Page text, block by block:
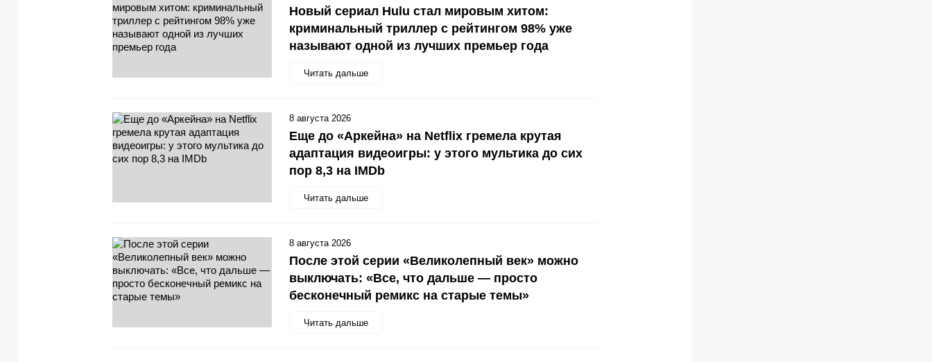
Новый сериал Hulu стал мировым хитом:
криминальный триллер с рейтингом 98% уже
называют одной из лучших премьер года
Читать дальше
Еще до «Аркейна» на Netflix гремела крутая
адаптация видеоигры: у этого мультика до сих
пор 8,3 на IMDb
Читать дальше
8 августа 2026
После этой серии «Великолепный век» можно
выключать: «Все, что дальше — просто
бесконечный ремикс на старые темы»
Читать дальше
8 августа 2026